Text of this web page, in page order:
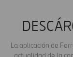
La aplicación de